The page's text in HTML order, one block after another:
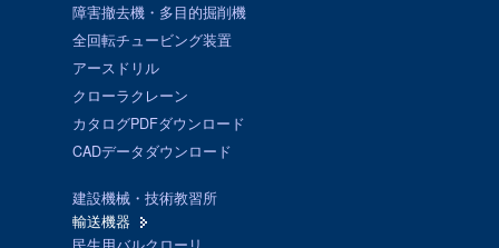
障害撤去機・多目的掘削機
全回転チュービング装置
アースドリル
クローラクレーン
カタログPDFダウンロード
CADデータダウンロード
建設機械・技術教習所
輸送機器